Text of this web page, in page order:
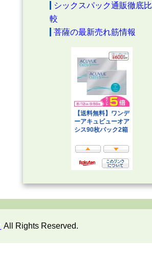
シックスパック通販徹底比
較
菩薩の最新売れ筋情報
All Rights Reserved.